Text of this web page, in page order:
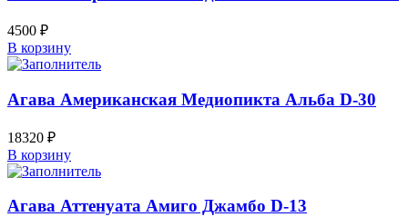
4500 ₽
В корзину
Агава Американская Медиопикта Альба D-30
18320 ₽
В корзину
Агава Аттенуата Амиго Джамбо D-13